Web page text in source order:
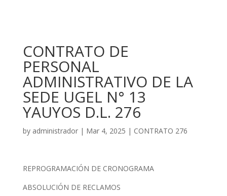
CONTRATO DE
PERSONAL
ADMINISTRATIVO DE LA
SEDE UGEL N° 13
YAUYOS D.L. 276
by administrador| Mar 4, 2025 | CONTRATO 276
REPROGRAMACIÓN DE CRONOGRAMA
ABSOLUCIÓN DE RECLAMOS